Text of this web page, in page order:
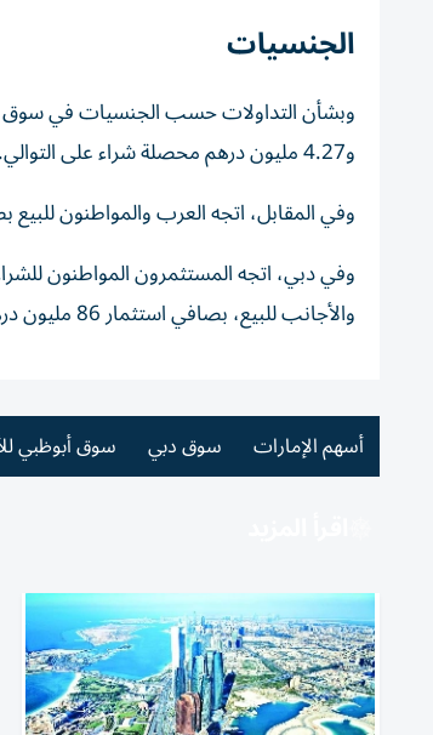
الجنسيات
و4.27 مليون درهم محصلة شراء على التوالي.
وفي المقابل، اتجه العرب والمواطنون للبيع بصافي استثمار 120.6 ألف درهم و9.34
والأجانب للبيع، بصافي استثمار 86 مليون درهم محصلة بيع.
أسهم الإمارات سوق دبي سوق أبوظبي